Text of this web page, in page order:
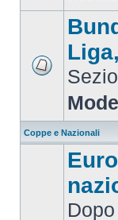
Coppe e Nazionali